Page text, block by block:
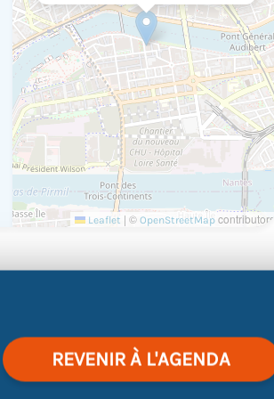
REVENIR À L'AGENDA
Leaflet | © OpenStreetMapcontributors
DE L’INTÉRIM:Quels contrats, quels